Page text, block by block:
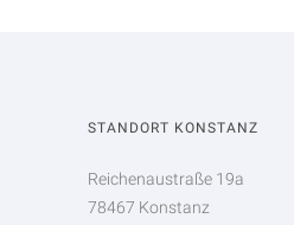
STANDORT KONSTANZ
Reichenaustraße 19a
78467 Konstanz